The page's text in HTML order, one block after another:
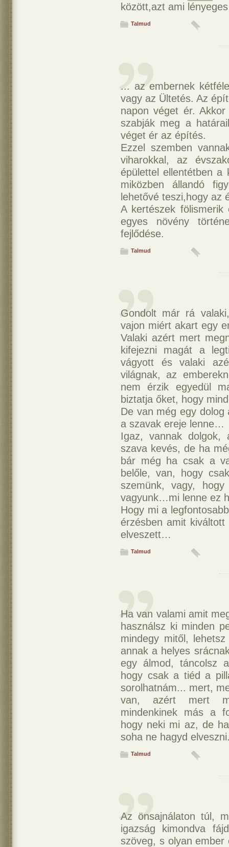
között,azt ami
Talmud
... az embernek
vagy az Ültetés. Az
napon véget ér.
szabják meg a
véget ér az építés.
Ezzel szemben
viharokkal, az
épülettel ellentétben
miközben állandó
lehetővé teszi,hogy az
A kertészek
egyes növény
fejlődése.
Talmud
Gondolt már rá
vajon miért akart egy
Valaki azért mert
kifejezni magát a
vágyott és valaki
világnak, az
nem érzik egyedül
biztatja őket, hogy
De van még egy
a szavak ereje lenne…
Igaz, vannak dolgok,
szava kevés, de ha
bár még ha csak a
belőle, van, hogy
szemünk, vagy,
vagyunk…mi lenne ez
Hogy mi a
érzésben amit
elveszett…
Talmud
Ha van valami amit
használsz ki minden
mindegy mitől,
annak a helyes
egy álmod, táncolsz
hogy csak a tiéd a
sorolhatnám... mert,
van, azért mert
mindenkinek más a
hogy neki mi az, de
soha ne hagyd
Talmud
Az önsajnálaton túl,
igazság kimondva
szöveg, s olyan